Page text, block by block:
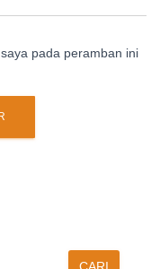
pada peramban ini
CARI